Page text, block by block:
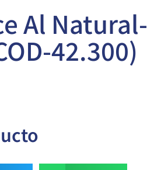
Al Natural-
42.300)